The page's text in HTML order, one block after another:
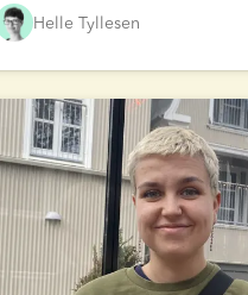
Helle Tyllesen